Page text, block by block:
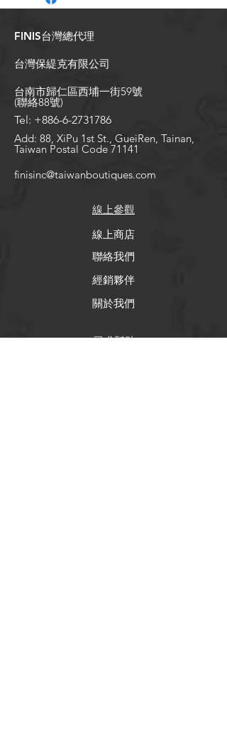
高的鼻樑。此外，Nitro 系列泳鏡
確保佩戴時既穩固又舒適貼合。
FINIS台灣總代理
台灣保緹克有限公司
台南市歸仁區西埔一街59號
(聯絡88號)
Tel: +886-6-2731786
Add: 88, XiPu 1st St., GueiRen, Tainan,
Taiwan Postal Code 71141
finisinc@taiwanboutiques.com
線上​參觀
線上商店
聯絡我們
經銷夥伴
關於我們
​尋求幫助